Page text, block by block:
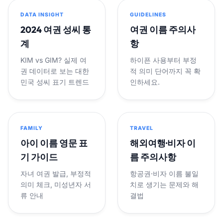
DATA INSIGHT
2024 여권 성씨 통
계
KIM vs GIM? 실제 여
권 데이터로 보는 대한
민국 성씨 표기 트렌드
GUIDELINES
여권 이름 주의사
항
하이픈 사용부터 부정
적 의미 단어까지 꼭 확
인하세요.
FAMILY
아이 이름 영문 표
기 가이드
자녀 여권 발급, 부정적
의미 체크, 미성년자 서
류 안내
TRAVEL
해외여행·비자 이
름 주의사항
항공권·비자 이름 불일
치로 생기는 문제와 해
결법